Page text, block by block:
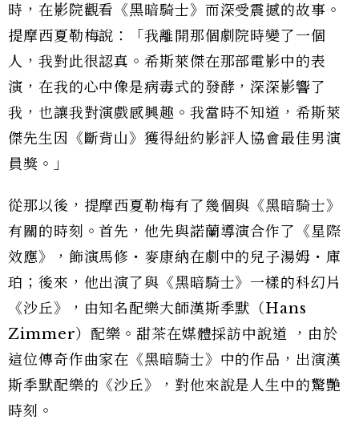
時，在影院觀看《黑暗騎士》而深受震撼的故事。
提摩西夏勒梅說：「我離開那個劇院時變了一個
人，我對此很認真。希斯萊傑在那部電影中的表
演，在我的心中像是病毒式的發酵，深深影響了
我，也讓我對演戲感興趣。我當時不知道，希斯萊
傑先生因《斷背山》獲得紐約影評人協會最佳男演
員獎。」
從那以後，提摩西夏勒梅有了幾個與《黑暗騎士》
有關的時刻。首先，他先與諾蘭導演合作了《星際
效應》，飾演馬修・麥康納在劇中的兒子湯姆・庫
珀；後來，他出演了與《黑暗騎士》一樣的科幻片
《沙丘》，由知名配樂大師漢斯季默（Hans
Zimmer）配樂。甜茶在媒體採訪中說道 ，由於
這位傳奇作曲家在《黑暗騎士》中的作品，出演漢
斯季默配樂的《沙丘》，對他來說是人生中的驚艷
時刻。